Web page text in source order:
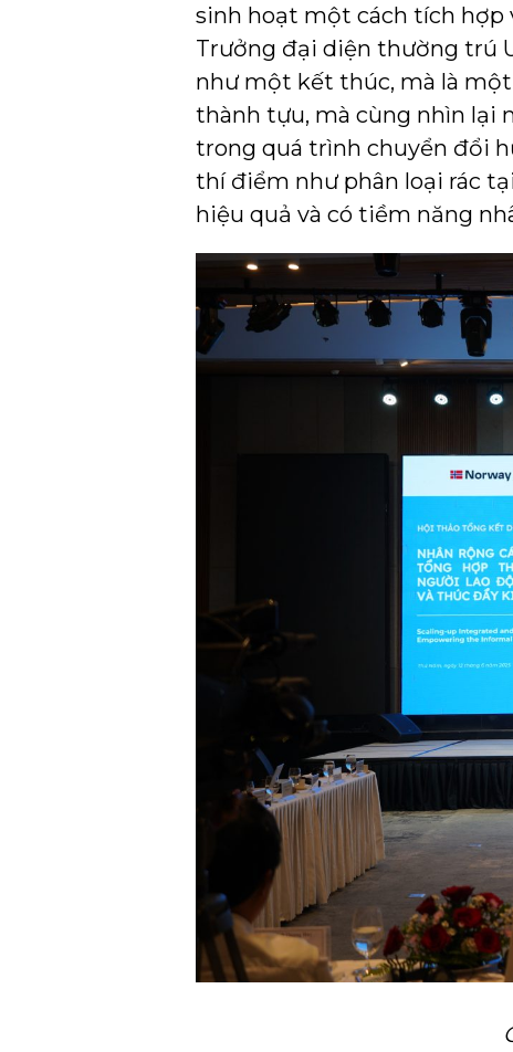
sinh hoạt một cách tích hợp
Trưởng đại diện thường trú
như một kết thúc, mà là
thành tựu, mà cùng nhìn lại
trong quá trình chuyển đổi
thí điểm như phân loại rác
hiệu quả và có tiềm năng